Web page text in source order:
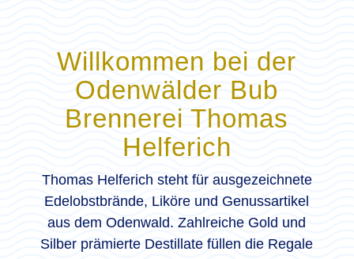
Willkommen bei der
Odenwälder Bub
Brennerei Thomas
Helferich
Thomas Helferich steht für ausgezeichnete
Edelobstbrände, Liköre und Genussartikel
aus dem Odenwald. Zahlreiche Gold und
Silber prämierte Destillate füllen die Regale